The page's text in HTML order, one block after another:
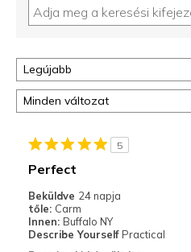
5
Perfect
Beküldve 24 napja
tőle: Carm
Innen: Buffalo NY
Describe Yourself Practical